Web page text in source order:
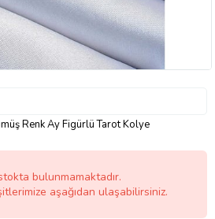
Renk Ay Figürlü Tarot Kolye
bulunmamaktadır.
aşağıdan ulaşabilirsiniz.